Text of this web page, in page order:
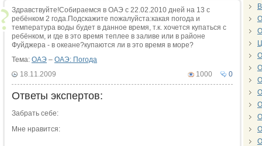
Здравствуйте!Собираемся в ОАЭ с 22.02.2010 дней на 13 с
ребёнком 2 года.Подскажите пожалуйста:какая погода и
температура воды будет в данное время, т.к. хочется купаться с
ребёнком, и где в это время теплее в заливе или в районе
Фуйджера - в океане?купаются ли в это время в море?
Тема: ОАЭ – ОАЭ: Погода
0
1000
18.11.2009
Ответы экспертов:
Забрать себе:
Мне нравится: